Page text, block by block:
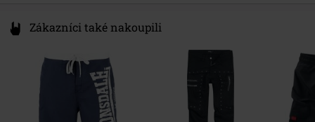
Zákazníci také nakoupili